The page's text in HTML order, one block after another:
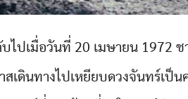
ไปเมื่อวันที่ 20 เมษายน 1972
สเดินทางไปเหยียบดวงจันทร์เป็